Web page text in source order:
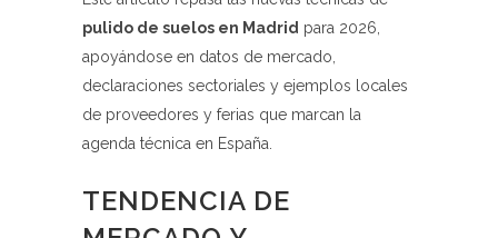
pulido de suelos en Madrid para 2026,
apoyándose en datos de mercado,
declaraciones sectoriales y ejemplos locales
de proveedores y ferias que marcan la
agenda técnica en España.
TENDENCIA DE